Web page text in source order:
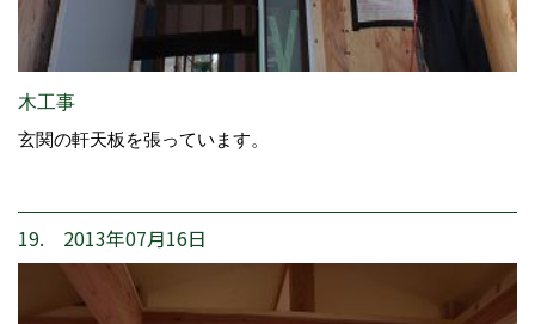
木工事
玄関の軒天板を張っています。
19. 2013年07月16日